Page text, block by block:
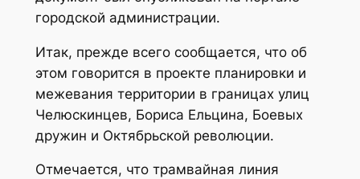
городской администрации.
Итак, прежде всего сообщается, что об
этом говорится в проекте планировки и
межевания территории в границах улиц
Челюскинцев, Бориса Ельцина, Боевых
дружин и Октябрьской революции.
Отмечается, что трамвайная линия